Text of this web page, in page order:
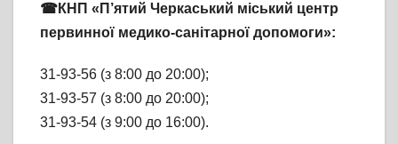
☎КНП «П’ятий Черкаський міський центр
первинної медико-санітарної допомоги»:
31-93-56 (з 8:00 до 20:00);
31-93-57 (з 8:00 до 20:00);
31-93-54 (з 9:00 до 16:00).